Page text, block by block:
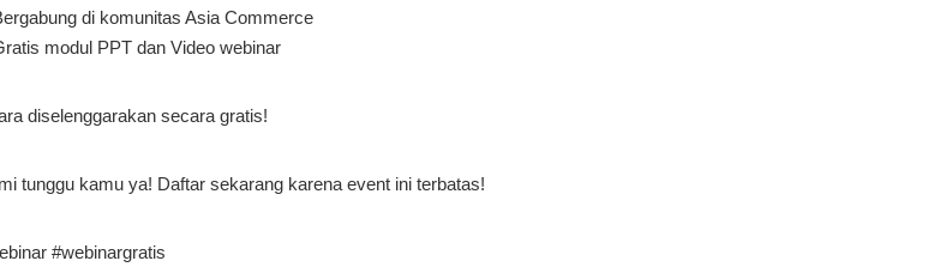
di komunitas Asia Commerce
modul PPT dan Video webinar
diselenggarakan secara gratis!
tunggu kamu ya! Daftar sekarang karena event ini terbatas!
#webinargratis